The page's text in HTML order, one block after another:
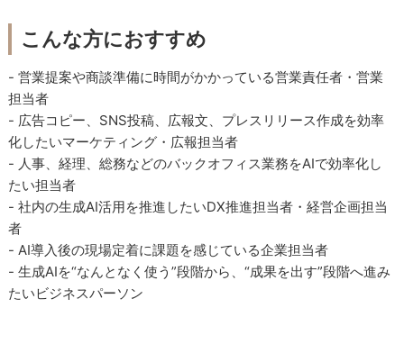
こんな方におすすめ
- 営業提案や商談準備に時間がかかっている営業責任者・営業
担当者
- 広告コピー、SNS投稿、広報文、プレスリリース作成を効率
化したいマーケティング・広報担当者
- 人事、経理、総務などのバックオフィス業務をAIで効率化し
たい担当者
- 社内の生成AI活用を推進したいDX推進担当者・経営企画担当
者
- AI導入後の現場定着に課題を感じている企業担当者
- 生成AIを“なんとなく使う”段階から、“成果を出す”段階へ進み
たいビジネスパーソン